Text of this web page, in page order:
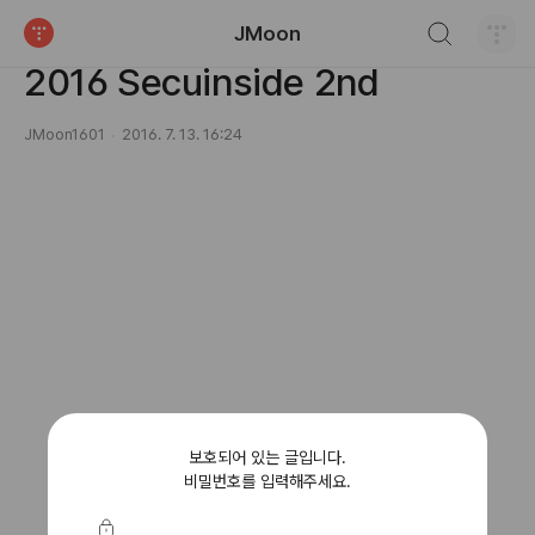
JMoon
Etc
2016 Secuinside 2nd
JMoon1601 2016. 7. 13. 16:24
보호되어 있는 글입니다.
비밀번호를 입력해주세요.